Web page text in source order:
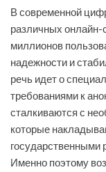
В современной
различных онлайн-
миллионов
надежности и
речь идет о
требованиями к
сталкиваются с
которые
государственными
Именно поэтому